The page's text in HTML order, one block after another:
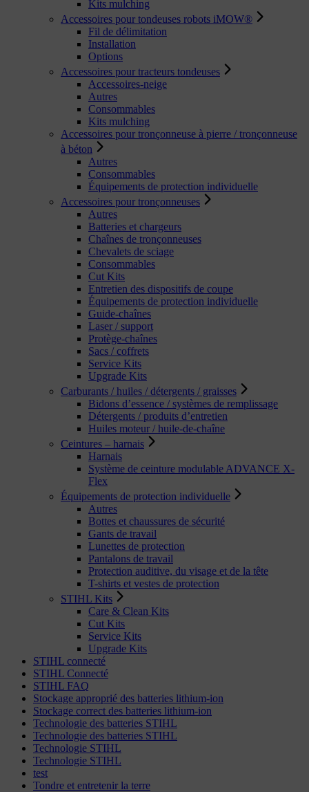
Kits mulching
Accessoires pour tondeuses robots iMOW®
Fil de délimitation
Installation
Options
Accessoires pour tracteurs tondeuses
Accessoires-neige
Autres
Consommables
Kits mulching
Accessoires pour tronçonneuse à pierre / tronçonneuse
à béton
Autres
Consommables
Équipements de protection individuelle
Accessoires pour tronçonneuses
Autres
Batteries et chargeurs
Chaînes de tronçonneuses
Chevalets de sciage
Consommables
Cut Kits
Entretien des dispositifs de coupe
Équipements de protection individuelle
Guide-chaînes
Laser / support
Protège-chaînes
Sacs / coffrets
Service Kits
Upgrade Kits
Carburants / huiles / détergents / graisses
Bidons d’essence / systèmes de remplissage
Détergents / produits d’entretien
Huiles moteur / huile-de-chaîne
Ceintures – harnais
Harnais
Système de ceinture modulable ADVANCE X-
Flex
Équipements de protection individuelle
Autres
Bottes et chaussures de sécurité
Gants de travail
Lunettes de protection
Pantalons de travail
Protection auditive, du visage et de la tête
T-shirts et vestes de protection
STIHL Kits
Care & Clean Kits
Cut Kits
Service Kits
Upgrade Kits
STIHL connecté
STIHL Connecté
STIHL FAQ
Stockage approprié des batteries lithium-ion
Stockage correct des batteries lithium-ion
Technologie des batteries STIHL
Technologie des batteries STIHL
Technologie STIHL
Technologie STIHL
test
Tondre et entretenir la terre